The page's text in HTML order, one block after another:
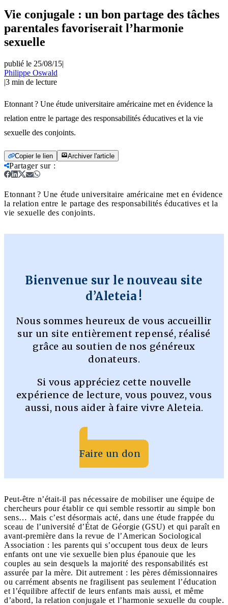
Vie conjugale : un bon partage des tâches
parentales favoriserait l’harmonie
sexuelle
publié le 25/08/15|
Philippe Oswald
|3 min de lecture
Etonnant ? Une étude universitaire américaine met en évidence la
relation entre le partage des responsabilités éducatives et la vie
sexuelle des conjoints.
Copier le lien Archiver l'article
Partager sur:
Etonnant ? Une étude universitaire américaine met en évidence
la relation entre le partage des responsabilités éducatives et la
vie sexuelle des conjoints.
Bienvenue sur le nouveau site
d’Aleteia !
Nous sommes heureux de vous accueillir
sur un site entièrement repensé, réalisé
grâce au soutien de nos généreux
donateurs.
Si vous appréciez cette nouvelle
expérience de lecture, vous pouvez, vous
aussi, nous aider à faire vivre Aleteia.
Faire un don
Peut-être n’était-il pas nécessaire de mobiliser une équipe de
chercheurs pour établir ce qui semble ressortir au simple bon
sens… Mais c’est désormais acté, dans une étude frappée du
sceau de l’université d’État de Géorgie (GSU) et qui paraît en
avant-première dans la revue de l’American Sociological
Association : les parents qui s’occupent tous deux de leurs
enfants ont une vie sexuelle bien plus épanouie que les
couples au sein desquels la majorité des responsabilités est
assurée par la mère. Dit autrement : les pères démissionnaires
ou carrément absents ne fragilisent pas seulement l’éducation
et l’équilibre affectif de leurs enfants mais aussi, et même
d’abord, la relation conjugale et l’harmonie sexuelle du couple.